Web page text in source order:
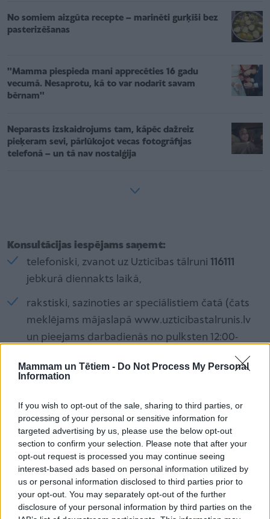
Mammam un Tētiem - Do Not Process My Personal
Information
If you wish to opt-out of the sale, sharing to third parties, or
processing of your personal or sensitive information for
targeted advertising by us, please use the below opt-out
section to confirm your selection. Please note that after your
opt-out request is processed you may continue seeing
interest-based ads based on personal information utilized by
us or personal information disclosed to third parties prior to
your opt-out. You may separately opt-out of the further
disclosure of your personal information by third parties on the
No somiem aizgūta recepte – marinēti gurķīši bez
pasterizēšanas
''Mamma piespieda mani apprecēties 16 gadu
vecumā. Nesaprotu, kā to var nodarīt savam
bērnam''
Neparasts izskaidrojums tam, kāpēc dažreiz
pieķeram sevi, pārlūkojot vecas fotogrāfijas
telefonā – un tā nav nostalģija
Konsultācijas iespējams saņemt:
telefoniski, zvanot uz Uzticības tālruni 116111
jebkurā diennakts laikā,
rakstiski, sazinoties ar speciālistiem čatā (čats
meklējams mājaslapā www.uzticibastalrunis.lv
un pieejams darbadienās no pulksten 12:00-
e-konsultācijas veidā (e-konsultācijas iespējams
uzticibaspasts116111@bti.gov.lv, gan aizpildot e-
konsultācijas formu mājaslapā
www.uzticibastalrunis.lv ).
“Uzsākot jaunu mācību gadu, bērni un pusaudži var
sastapties ar dažādām jūtām – tās var būt
prieka